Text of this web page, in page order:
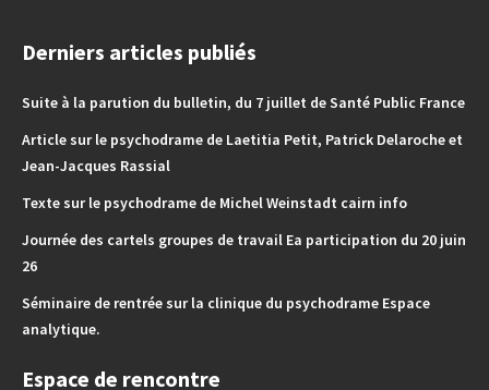
Derniers articles publiés
Suite à la parution du bulletin, du 7 juillet de Santé Public France
Article sur le psychodrame de Laetitia Petit, Patrick Delaroche et
Jean-Jacques Rassial
Texte sur le psychodrame de Michel Weinstadt cairn info
Journée des cartels groupes de travail Ea participation du 20 juin
26
Séminaire de rentrée sur la clinique du psychodrame Espace
analytique.
Espace de rencontre